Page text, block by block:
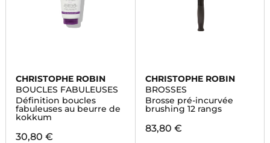
CHRISTOPHE ROBIN
BOUCLES FABULEUSES
Définition boucles
fabuleuses au beurre de
kokkum
30,80 €
CHRISTOPHE ROBIN
BROSSES
Brosse pré-incurvée
brushing 12 rangs
83,80 €